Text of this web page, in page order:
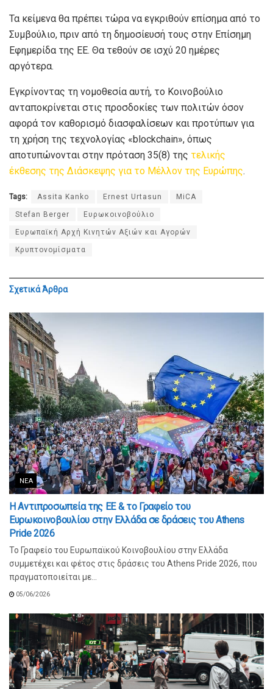
Τα κείμενα θα πρέπει τώρα να εγκριθούν επίσημα από το
Συμβούλιο, πριν από τη δημοσίευσή τους στην Επίσημη
Εφημερίδα της ΕΕ. Θα τεθούν σε ισχύ 20 ημέρες
αργότερα.
Εγκρίνοντας τη νομοθεσία αυτή, το Κοινοβούλιο
ανταποκρίνεται στις προσδοκίες των πολιτών όσον
αφορά τον καθορισμό διασφαλίσεων και προτύπων για
τη χρήση της τεχνολογίας «blockchain», όπως
αποτυπώνονται στην πρόταση 35(8) της τελικής
έκθεσης της Διάσκεψης για το Μέλλον της Ευρώπης.
Tags: Assita Kanko Ernest Urtasun MiCA
Stefan Berger Ευρωκοινοβούλιο
Ευρωπαϊκή Αρχή Κινητών Αξιών και Αγορών
Κρυπτονομίσματα
ΣχετικάΆρθρα
ΝΈΑ
Η Αντιπροσωπεία της ΕΕ & το Γραφείο του
Ευρωκοινοβουλίου στην Ελλάδα σε δράσεις του Athens
Pride 2026
Το Γραφείο του Ευρωπαϊκού Κοινοβουλίου στην Ελλάδα
συμμετέχει και φέτος στις δράσεις του Athens Pride 2026, που
πραγματοποιείται με...
05/06/2026